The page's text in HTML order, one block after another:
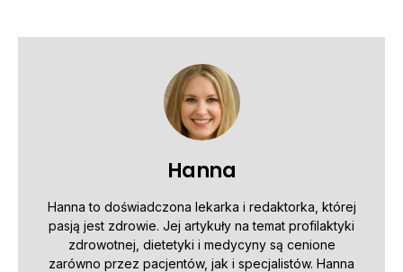
Hanna
Hanna to doświadczona lekarka i redaktorka, której
pasją jest zdrowie. Jej artykuły na temat profilaktyki
zdrowotnej, dietetyki i medycyny są cenione
zarówno przez pacjentów, jak i specjalistów. Hanna